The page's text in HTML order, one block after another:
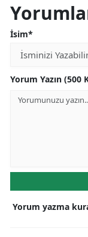
İsim*
Yorum Yazın (500
Yorum yazma